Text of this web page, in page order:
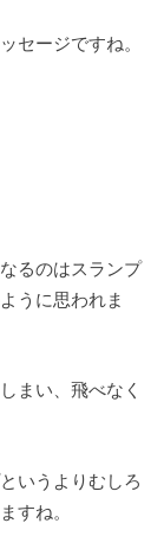
セージですね。
るのはスランプ
うに思われま
まい、飛べなく
いうよりむしろ
すね。